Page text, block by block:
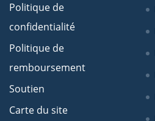
Politique de
confidentialité
Politique de
remboursement
Soutien
Carte du site